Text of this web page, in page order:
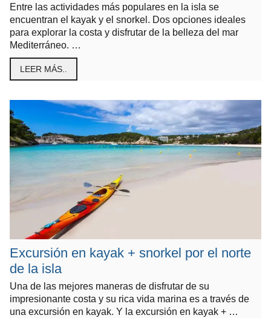
Entre las actividades más populares en la isla se
encuentran el kayak y el snorkel. Dos opciones ideales
para explorar la costa y disfrutar de la belleza del mar
Mediterráneo. …
LEER MÁS..
Excursión en kayak + snorkel por el norte
de la isla
Una de las mejores maneras de disfrutar de su
impresionante costa y su rica vida marina es a través de
una excursión en kayak. Y la excursión en kayak + …